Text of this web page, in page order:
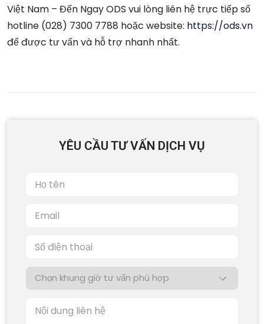
Việt Nam – Đến Ngay ODS vui lòng liên hệ trực tiếp số
hotline (028) 7300 7788 hoặc website: https://ods.vn
để được tư vấn và hỗ trợ nhanh nhất.
YÊU CẦU TƯ VẤN DỊCH VỤ